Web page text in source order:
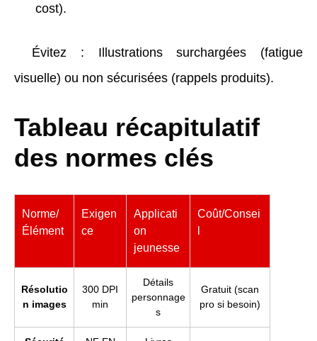
cost).
Évitez : Illustrations surchargées (fatigue
visuelle) ou non sécurisées (rappels produits).
Tableau récapitulatif
des normes clés
Norme/
Élément
Exigen
ce
Applicati
on
jeunesse
Coût/Consei
Résolutio
n images
300 DPI
min
Détails
personnage
s
Gratuit (scan
pro si besoin)